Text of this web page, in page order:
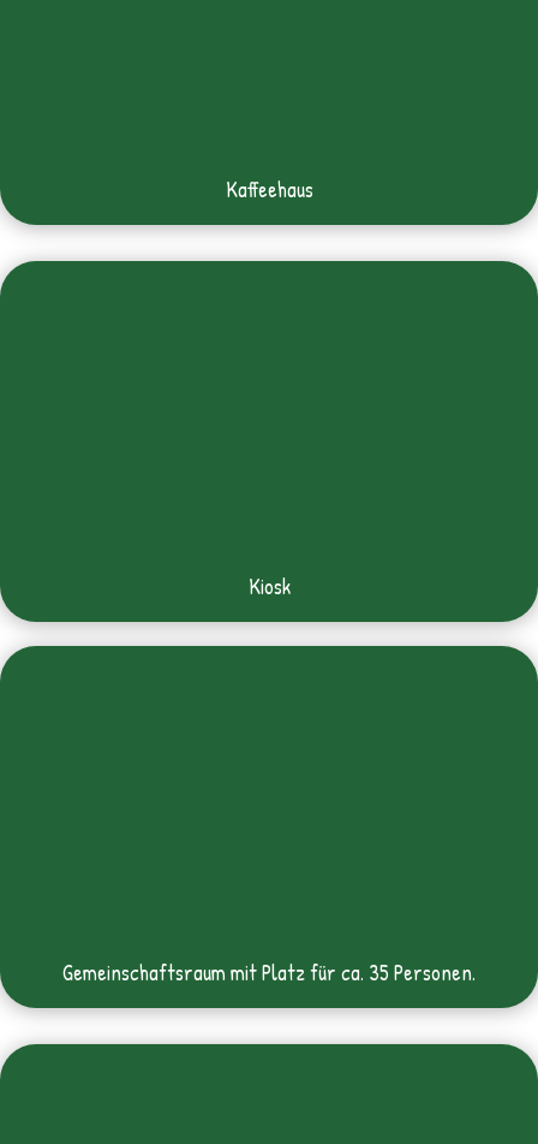
Kaffeehaus
Kiosk
Gemeinschaftsraum mit Platz für ca. 35 Personen.